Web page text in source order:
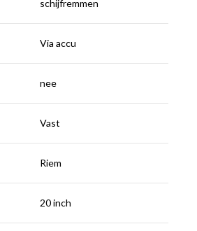
schijfremmen
Via accu
nee
Vast
Riem
20 inch